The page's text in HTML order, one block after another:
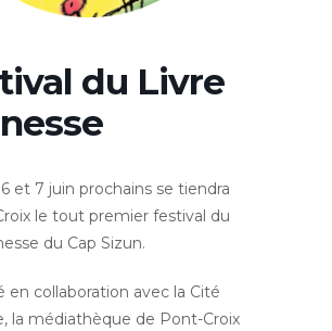
du Livre
6 et 7 juin prochains se tiendra
le tout premier festival du
du Cap Sizun.
en collaboration avec la Cité
la médiathèque de Pont-Croix